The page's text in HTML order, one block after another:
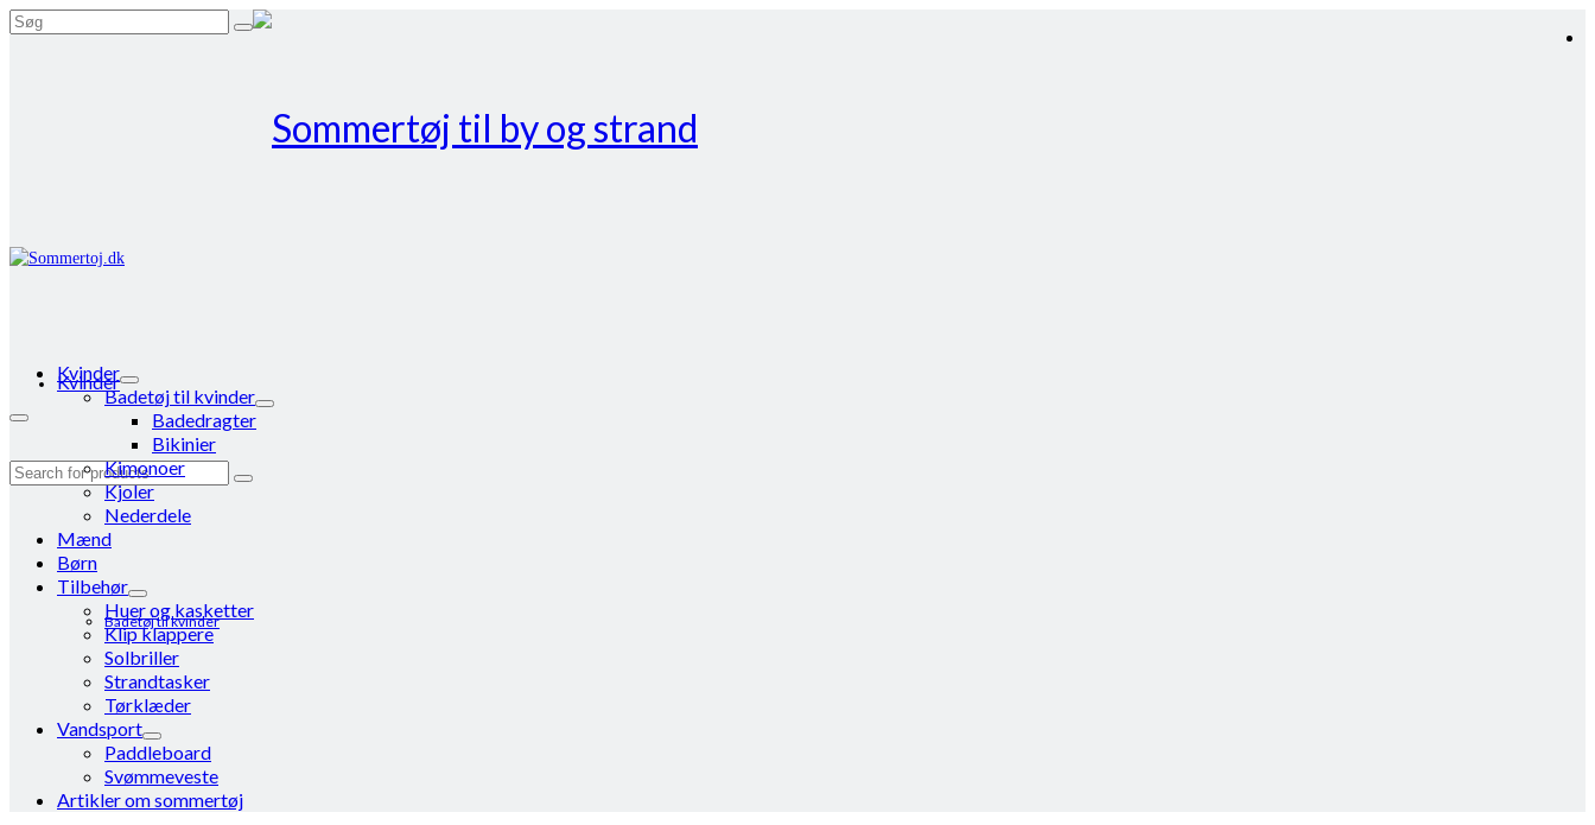
Search
Kvinder
Badetøj til kvinder
Search
Kvinder
Badetøj til kvinder
Badedragter
Bikinier
Kimonoer
Kjoler
Nederdele
Mænd
Børn
Tilbehør
Huer og kasketter
Klip klappere
Solbriller
Strandtasker
Tørklæder
Vandsport
Paddleboard
Svømmeveste
Artikler om sommertøj